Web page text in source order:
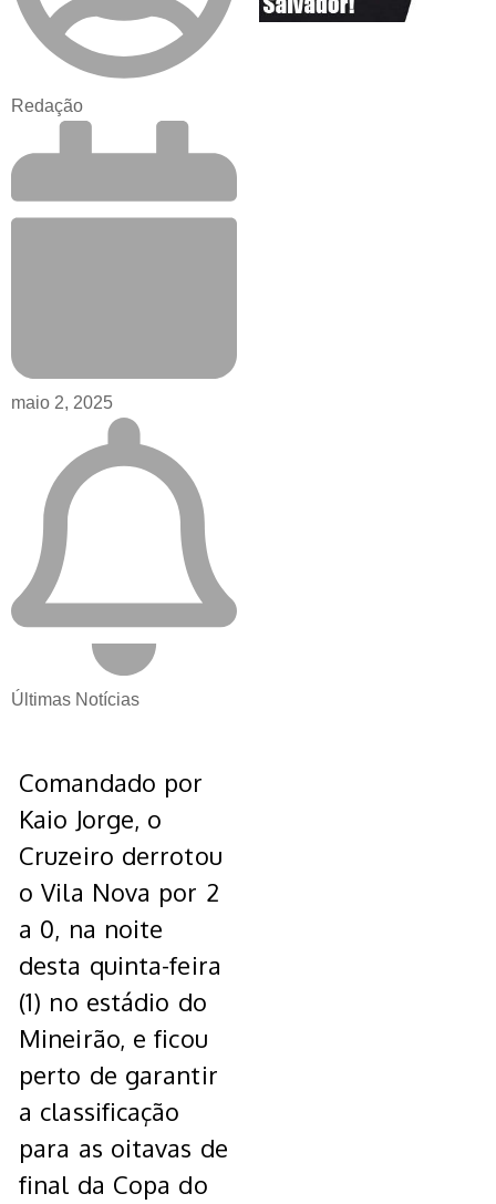
Redação
maio 2, 2025
Últimas Notícias
Comandado por
Kaio Jorge, o
Cruzeiro derrotou
o Vila Nova por 2
a 0, na noite
desta quinta-feira
(1) no estádio do
Mineirão, e ficou
perto de garantir
a classificação
para as oitavas de
final da Copa do